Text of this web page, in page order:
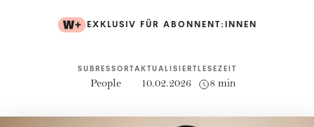
EXKLUSIV FÜR ABONNENT:INNEN
SUBRESSORT
People
AKTUALISIERT
10.02.2026
LESEZEIT
8 min